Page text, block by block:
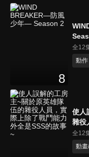
8
全12
動作
使人
雜役
SSS
全12
動畫